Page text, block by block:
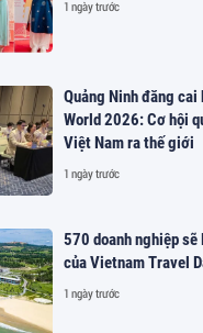
1 ngày trước
Quảng Ninh đăng
World 2026: Cơ hội
Việt Nam ra thế giới
1 ngày trước
570 doanh nghiệp
của Vietnam Travel
1 ngày trước